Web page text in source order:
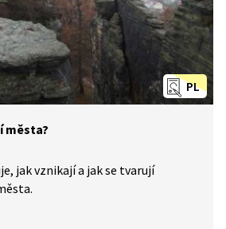
PL
města?
jak vznikají a jak se tvarují